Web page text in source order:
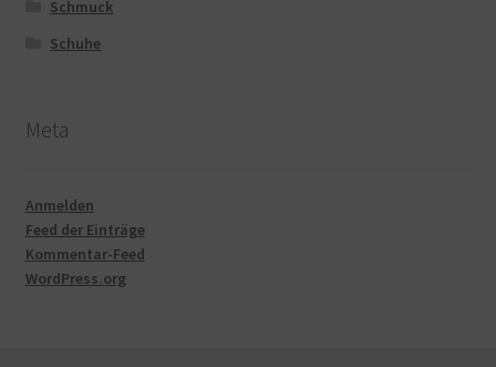
Schmuck
Schuhe
Meta
Anmelden
Feed der Einträge
Kommentar-Feed
WordPress.org